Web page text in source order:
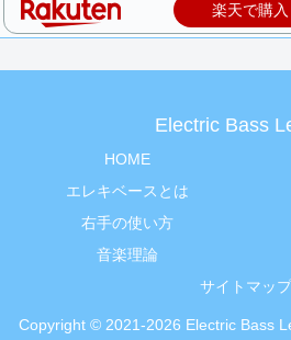
楽天で購入
Electric Bass
HOME
エレキベースとは
右手の使い方
音楽理論
サイトマップ
Copyright © 2021-2026 Electric Bass